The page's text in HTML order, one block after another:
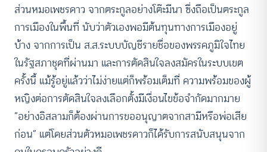
ส่วนหมอเพชรดาว จากตระกูลอย่างโต๊ะมีนา ซึ่งถือเป็นตระกูล
การเมืองในพื้นที่ นับว่าตัวเองพอมีต้นทุนทางการเมืองอยู่
บ้าง จากการเป็น ส.ส.ระบบบัญชีรายชื่อของพรรคภูมิใจไทย
ในรัฐสภาชุดที่ผ่านมา และการตัดสินใจลงสมัครในระบบเขต
ครั้งนี้ แม้รู้อยู่แล้วว่าไม่ง่ายแต่ก็พร้อมเต็มที่ ความพร้อมของผู้
หญิงต่อการตัดสินใจลงเลือกตั้งมีเงื่อนไขข้อจำกัดมากมาย
“อย่างอิสลามก็ต้องผ่านการขออนุญาตจากสามีหรือพ่อเสีย
ก่อน” แต่โดยส่วนตัวหมอเพชรดาวก็ได้รับการสนับสนุนจาก